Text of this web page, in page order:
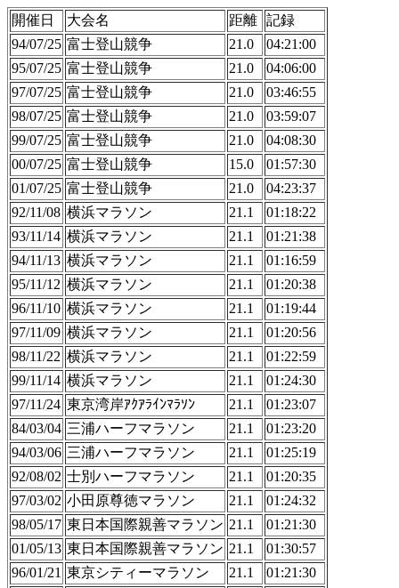
開催日 大会名 距離 記録
94/07/25 富士登山競争 21.0
04:21:00
95/07/25 富士登山競争 21.0
04:06:00
97/07/25 富士登山競争 21.0
03:46:55
98/07/25 富士登山競争 21.0
03:59:07
99/07/25 富士登山競争 21.0
04:08:30
00/07/25 富士登山競争 15.0
01:57:30
01/07/25 富士登山競争 21.0
04:23:37
92/11/08 横浜マラソン 21.1
01:18:22
93/11/14 横浜マラソン 21.1
01:21:38
94/11/13 横浜マラソン 21.1
01:16:59
95/11/12 横浜マラソン 21.1
01:20:38
96/11/10 横浜マラソン 21.1
01:19:44
97/11/09 横浜マラソン 21.1
01:20:56
98/11/22 横浜マラソン 21.1
01:22:59
99/11/14 横浜マラソン 21.1
01:24:30
97/11/24 東京湾岸ｱｸｱﾗｲﾝﾏﾗｿﾝ 21.1
01:23:07
84/03/04 三浦ハーフマラソン 21.1
01:23:20
94/03/06 三浦ハーフマラソン 21.1
01:25:19
92/08/02 士別ハーフマラソン 21.1
01:20:35
97/03/02 小田原尊徳マラソン 21.1
01:24:32
98/05/17 東日本国際親善マラソン 21.1
01:21:30
01/05/13 東日本国際親善マラソン 21.1
01:30:57
96/01/21 東京シティーマラソン 21.1
01:21:30